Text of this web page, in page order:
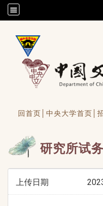
/accesskey"" title="Toolbar">:::
回首页│ 中央大学首页│
研究所试
上传日期